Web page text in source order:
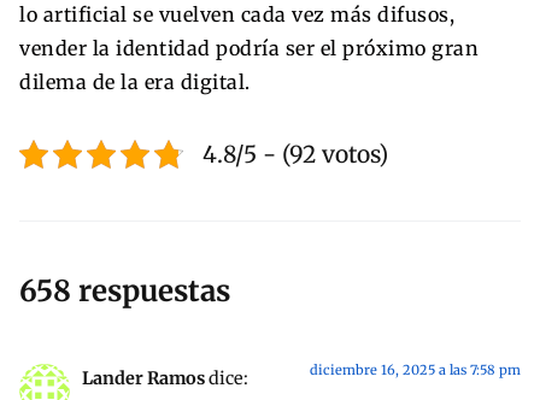
lo artificial se vuelven cada vez más difusos,
vender la identidad podría ser el próximo gran
dilema de la era digital.
4.8/5 - (92 votos)
658 respuestas
Lander Ramosdice: diciembre 16, 2025 a las 7:58 pm